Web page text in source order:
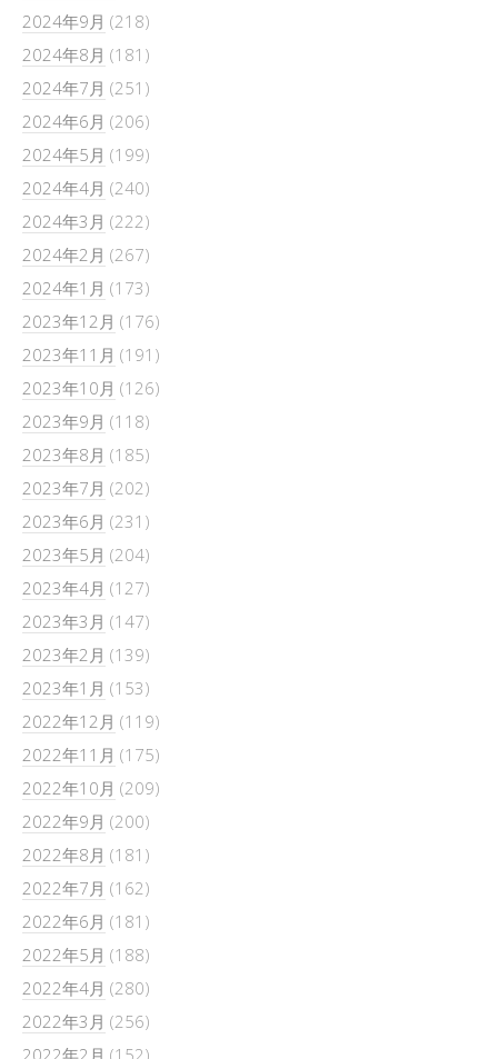
2024年9月 (218)
2024年8月 (181)
2024年7月 (251)
2024年6月 (206)
2024年5月 (199)
2024年4月 (240)
2024年3月 (222)
2024年2月 (267)
2024年1月 (173)
2023年12月 (176)
2023年11月 (191)
2023年10月 (126)
2023年9月 (118)
2023年8月 (185)
2023年7月 (202)
2023年6月 (231)
2023年5月 (204)
2023年4月 (127)
2023年3月 (147)
2023年2月 (139)
2023年1月 (153)
2022年12月 (119)
2022年11月 (175)
2022年10月 (209)
2022年9月 (200)
2022年8月 (181)
2022年7月 (162)
2022年6月 (181)
2022年5月 (188)
2022年4月 (280)
2022年3月 (256)
2022年2月 (152)